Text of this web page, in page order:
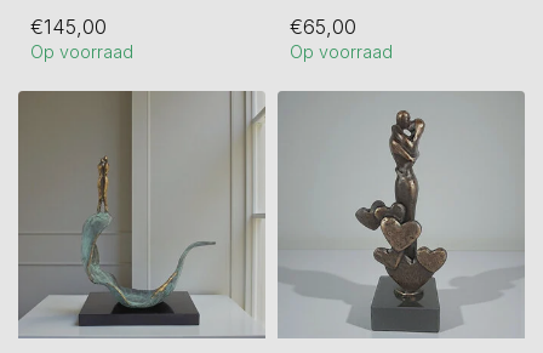
vie...
€145,00
Op voorraad
€65,00
Op voorraad